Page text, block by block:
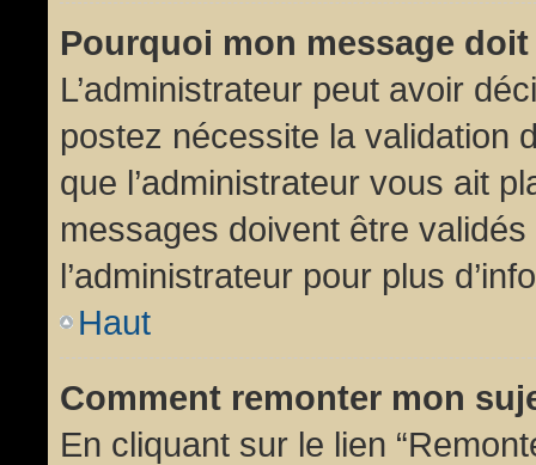
Pourquoi mon message
L’administrateur peut avoir
postez nécessite la validation
que l’administrateur vous ait
messages doivent être
l’administrateur pour plus
Haut
Comment remonter mon
En cliquant sur le lien